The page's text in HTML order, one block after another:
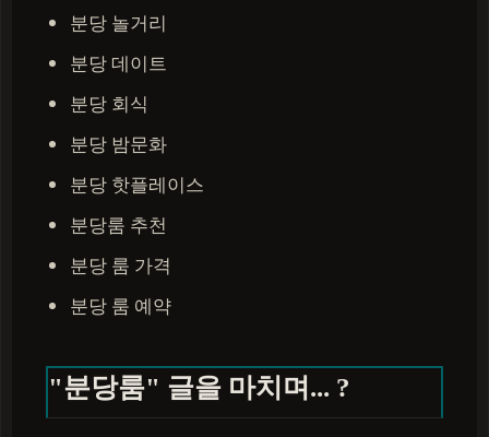
분당 놀거리
분당 데이트
분당 회식
분당 밤문화
분당 핫플레이스
분당룸 추천
분당 룸 가격
분당 룸 예약
"분당룸" 글을 마치며... ?